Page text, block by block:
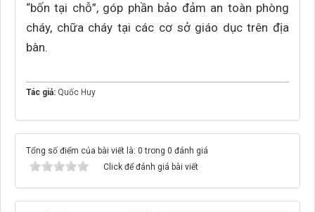
“bốn tại chỗ”, góp phần bảo đảm an toàn phòng
cháy, chữa cháy tại các cơ sở giáo dục trên địa
bàn.
Tác giả: Quốc Huy
Tổng số điểm của bài viết là: 0 trong 0 đánh giá
Click để đánh giá bài viết